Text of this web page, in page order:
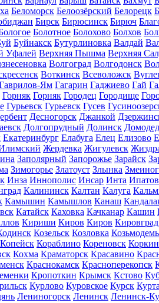
Беломорск Белоозёрский Белорецк
Бирск Бирюсинск Бирюч
Болотное Болохово Болхов
Буйнакск Бутурлиновка Валдай
Уфалей Верхняя Пышма Верхняя
Волгоград Волгодонск
Воткинск Всеволожск
Ям Гагарин Гаджиево Гай
Горняк Горняк Городец Городище
Гурьевск Гурьевск Гусев
Десногорск Джанкой
Долгопрудный Долинск
Екатеринбург Елабуга Елец Елизово
Жердевка Жигулевск
Заполярный Запорожье Зарайск
Зимогорье Златоуст Злынка
Инза Иннополис Инсар Инта
Калининск Калтан Калуга
Камышин Камышлов Канаш
Катайск Каховка Качканар Кашин
Кириши Киров Киров Кировград
Козельск Козловка
Копейск Кораблино Кореновск
Кохма Краматорск Красавино
Краснокамск Красноперекопск
Кропоткин Крымск Кстово
Курлово Куровское Курск
Лениногорск Ленинск Ленинск-